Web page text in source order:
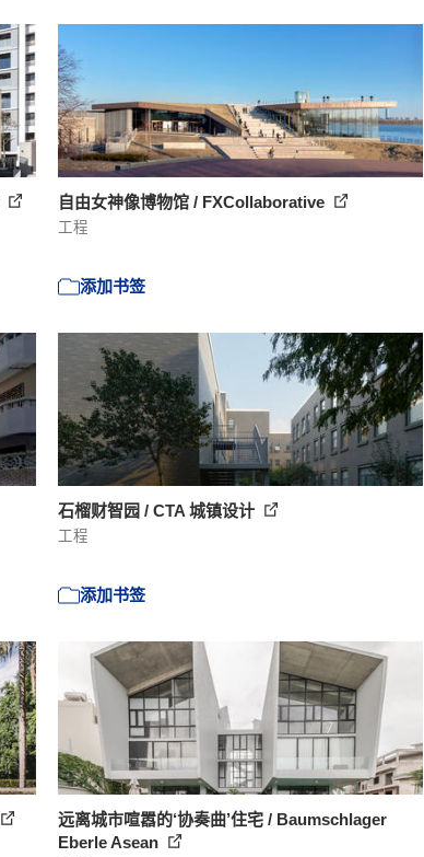
自由女神像博物馆 / FXCollaborative
工程
添加书签
石榴财智园 / CTA 城镇设计
工程
添加书签
远离城市喧嚣的‘协奏曲’住宅 / Baumschlager
Eberle Asean